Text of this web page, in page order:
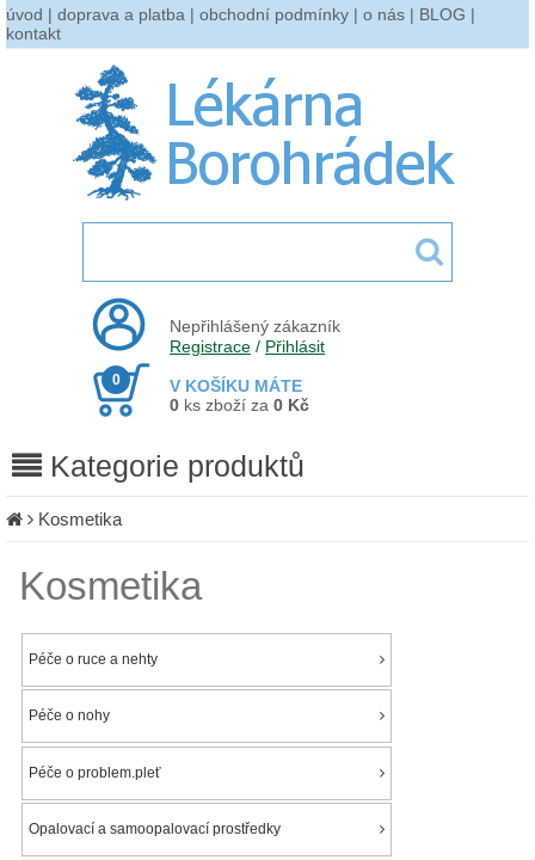
úvod | doprava a platba | obchodní podmínky | o nás | BLOG |
kontakt
Nepřihlášený zákazník
Registrace / Přihlásit
V KOŠÍKU MÁTE
0
0 ks zboží za 0 Kč
Kategorie produktů
Kosmetika
Kosmetika
Péče o ruce a nehty
Péče o nohy
Péče o problem.pleť
Opalovací a samoopalovací prostředky